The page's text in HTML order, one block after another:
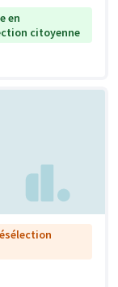
en
citoyenne